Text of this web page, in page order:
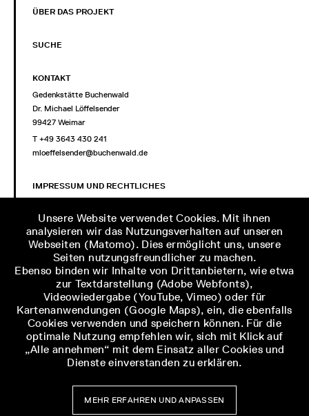
Unsere Website verwendet Cookies. Mit ihnen
analysieren wir das Nutzungsverhalten auf unseren
Webseiten (Matomo). Dies ermöglicht uns, unsere
Seiten nutzungsfreundlicher zu machen.
Ebenso binden wir Inhalte von Drittanbietern, wie etwa
zur Textdarstellung (Adobe Webfonts),
Videowiedergabe (YouTube, Vimeo) oder für
Kartenanwendungen (Google Maps), ein, die ebenfalls
Cookies verwenden und speichern können. Für die
optimale Nutzung empfehlen wir, sich mit Klick auf
„Alle annehmen“ mit dem Einsatz aller Cookies und
Dienste einverstanden zu erklären.
MEHR ERFAHREN UND ANPASSEN
ÜBER DAS PROJEKT
SUCHE
KONTAKT
Gedenkstätte Buchenwald
Dr. Michael Löffelsender
99427 Weimar
T +49 3643 430 241
mloeffelsender@buchenwald.de
IMPRESSUM UND RECHTLICHES
Datenschutz
Erklärung zur Barrierefreiheit
NETZWERK
Stiftung Gedenkstätten Buchenwald und Mittelbau-Dora
Gedenkstätte Buchenwald
KZ-Gedenkstätte Mittelbau-Dora
Museum Zwangsarbeit im Nationalsozialismus
Förderverein Buchenwald e. V.
Landeszentrale für politische Bildung Thüringen